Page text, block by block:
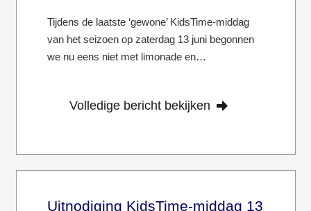
Tijdens de laatste ‘gewone’ KidsTime-middag
van het seizoen op zaterdag 13 juni begonnen
we nu eens niet met limonade en…
Volledige bericht bekijken
Uitnodiging KidsTime-middag 13